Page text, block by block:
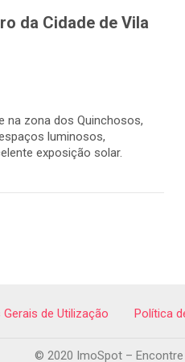
da Cidade de Vila
na zona dos Quinchosos,
luminosos,
exposição solar.
de Utilização Política
© 2020 ImoSpot –